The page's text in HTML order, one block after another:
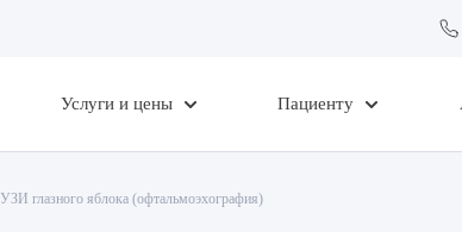
Услуги и цены Пациенту
УЗИ глазного яблока (офтальмоэхография)